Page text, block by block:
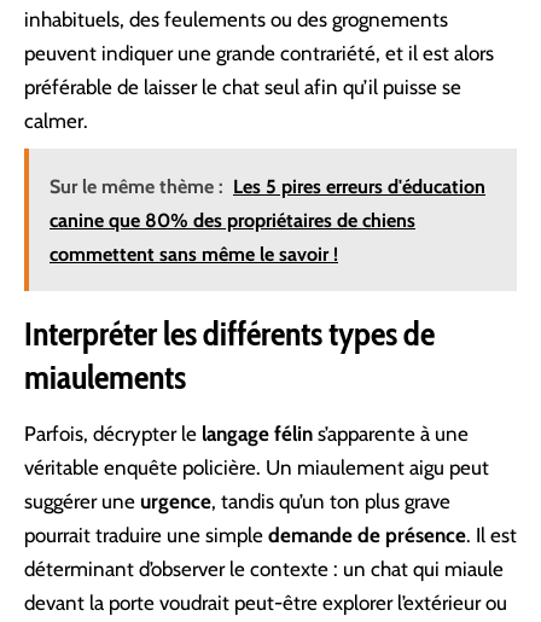
inhabituels, des feulements ou des grognements
peuvent indiquer une grande contrariété, et il est alors
préférable de laisser le chat seul afin qu’il puisse se
calmer.
Sur le même thème : Les 5 pires erreurs d'éducation
canine que 80% des propriétaires de chiens
commettent sans même le savoir !
Interpréter les différents types de
miaulements
Parfois, décrypter le langage félin s’apparente à une
véritable enquête policière. Un miaulement aigu peut
suggérer une urgence, tandis qu’un ton plus grave
pourrait traduire une simple demande de présence. Il est
déterminant d’observer le contexte : un chat qui miaule
devant la porte voudrait peut-être explorer l’extérieur ou